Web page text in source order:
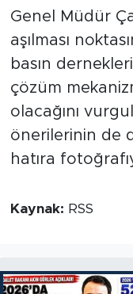
Genel Müdür
aşılması
basın
çözüm
olacağını
önerilerinin de
hatıra
Kaynak: RSS